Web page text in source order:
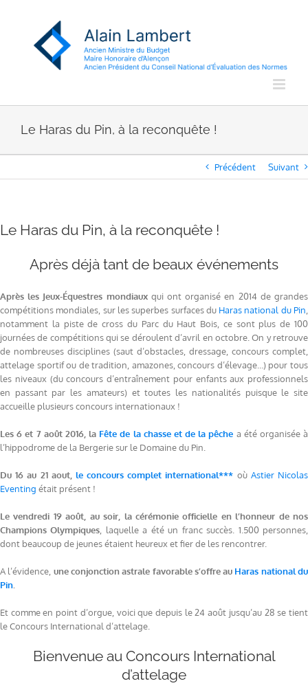
Le Haras du Pin, à la reconquête !
Précédent Suivant
Le Haras du Pin, à la reconquête !
Après déjà tant de beaux événements
Après les Jeux-Équestres mondiaux qui ont organisé en 2014 de grandes
compétitions mondiales, sur les superbes surfaces du Haras national du Pin,
notamment la piste de cross du Parc du Haut Bois, ce sont plus de 100
journées de compétitions qui se déroulent d’avril en octobre. On y retrouve
de nombreuses disciplines (saut d’obstacles, dressage, concours complet,
attelage sportif ou de tradition, amazones, concours d’élevage…) pour tous
les niveaux (du concours d’entraînement pour enfants aux professionnels
en passant par les amateurs) et toutes les nationalités puisque le site
accueille plusieurs concours internationaux !
Les 6 et 7 août 2016, la Fête de la chasse et de la pêche a été organisée à
l’hippodrome de la Bergerie sur le Domaine du Pin.
Du 16 au 21 aout, le concours complet international*** où Astier Nicolas
Eventing était présent !
Le vendredi 19 août, au soir, la cérémonie officielle en l’honneur de nos
Champions Olympiques, laquelle a été un franc succès. 1.500 personnes,
dont beaucoup de jeunes étaient heureux et fier de les rencontrer.
A l’évidence, une conjonction astrale favorable s’offre au Haras national du
Pin.
Et comme en point d’orgue, voici que depuis le 24 août jusqu’au 28 se tient
le Concours International d’attelage.
Bienvenue au Concours International
d’attelage